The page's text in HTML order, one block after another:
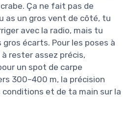
Ça ne fait pas de
as un gros vent de côté, tu
avec la radio, mais tu
écarts. Pour les poses à
à rester assez précis,
un spot de carpe
300–400 m, la précision
et de ta main sur la